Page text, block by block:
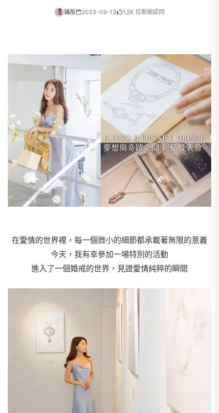
瑀彤 2023-09-13 1.2K 位新娘認同
在愛情的世界裡，每一個微小的細節都承載著無限的意義
今天，我有幸參加一場特別的活動
進入了一個婚戒的世界，見證愛情純粹的瞬間